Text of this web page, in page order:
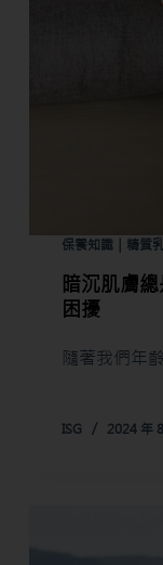
保養知識｜精質
暗沉肌膚
困擾
隨著我們年
ISG 2024 年